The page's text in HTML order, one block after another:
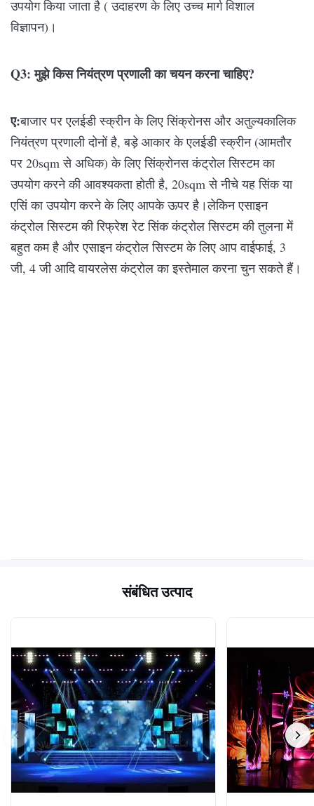
उपयोग किया जाता है ( उदाहरण के लिए उच्च मार्ग विशाल
विज्ञापन)।
Q3: मुझे किस नियंत्रण प्रणाली का चयन करना चाहिए?
ए:बाजार पर एलईडी स्क्रीन के लिए सिंक्रोनस और अतुल्यकालिक
नियंत्रण प्रणाली दोनों है, बड़े आकार के एलईडी स्क्रीन (आमतौर
पर 20sqm से अधिक) के लिए सिंक्रोनस कंट्रोल सिस्टम का
उपयोग करने की आवश्यकता होती है, 20sqm से नीचे यह सिंक या
एसिं का उपयोग करने के लिए आपके ऊपर है।लेकिन एसाइन
कंट्रोल सिस्टम की रिफ्रेश रेट सिंक कंट्रोल सिस्टम की तुलना में
बहुत कम है और एसाइन कंट्रोल सिस्टम के लिए आप वाईफाई, 3
जी, 4 जी आदि वायरलेस कंट्रोल का इस्तेमाल करना चुन सकते हैं।
संबंधित उत्पाद